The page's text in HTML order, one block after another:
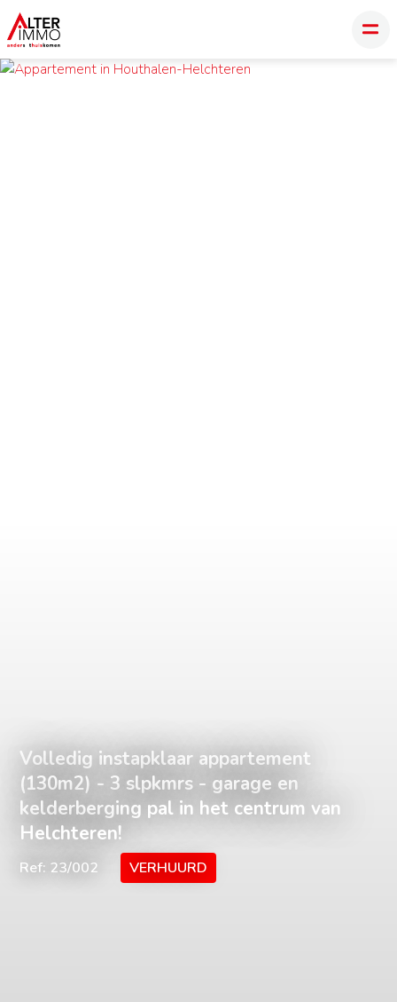
Volledig instapklaar appartement
(130m2) - 3 slpkmrs - garage en
kelderberging pal in het centrum van
Helchteren!
Ref: 23/002 VERHUURD